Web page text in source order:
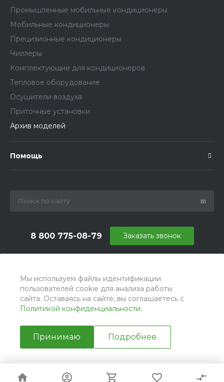
Мы используем файлы идентификации
пользователей cookie для анализа работы
сайта. Оставаясь на сайте, вы соглашаетесь с
Политикой конфиденциальности.
Принимаю Подробнее
Промышленные мобильные кондиционеры
Мобильные кондиционеры
Прецизионные кондиционеры
Чиллеры
Комплектующие для кондиционеров
Тепловое оборудование
Осушители воздуха
Приточные установки
Архив моделей
Помощь
8 800 775-08-79
г. Москва, БЦ Вятский, ул. Вятская д.70, офис 715
Заказать звонок
© ООО «ТЕХНОКЛИМАТ ИНЖИНИРИНГ», официальный